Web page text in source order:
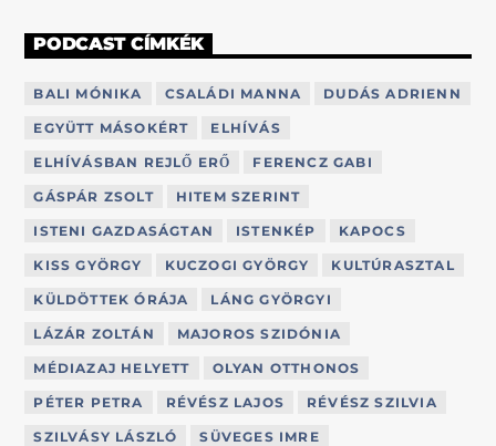
PODCAST CÍMKÉK
BALI MÓNIKA CSALÁDI MANNA DUDÁS ADRIENN
EGYÜTT MÁSOKÉRT ELHÍVÁS
ELHÍVÁSBAN REJLŐ ERŐ FERENCZ GABI
GÁSPÁR ZSOLT HITEM SZERINT
ISTENI GAZDASÁGTAN ISTENKÉP KAPOCS
KISS GYÖRGY KUCZOGI GYÖRGY KULTÚRASZTAL
KÜLDÖTTEK ÓRÁJA LÁNG GYÖRGYI
LÁZÁR ZOLTÁN MAJOROS SZIDÓNIA
MÉDIAZAJ HELYETT OLYAN OTTHONOS
PÉTER PETRA RÉVÉSZ LAJOS RÉVÉSZ SZILVIA
SZILVÁSY LÁSZLÓ SÜVEGES IMRE